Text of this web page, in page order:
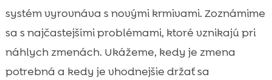
CricksyDog ako dlhodobé riešenie: čo
zaradiť do našej rutiny
 Pamlsky, doplnky a starostlivosť bez
narušenia režimu kŕmenia
systém vyrovnáva s novými krmivami. Zoznámime
sa s najčastejšími problémami, ktoré vznikajú pri
náhlych zmenách. Ukážeme, kedy je zmena
potrebná a kedy je vhodnejšie držať sa